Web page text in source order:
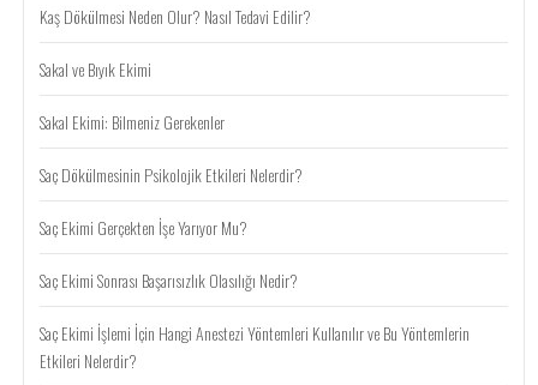
Kaş Dökülmesi Neden Olur? Nasıl Tedavi Edilir?
Sakal ve Bıyık Ekimi
Sakal Ekimi: Bilmeniz Gerekenler
Saç Dökülmesinin Psikolojik Etkileri Nelerdir?
Saç Ekimi Gerçekten İşe Yarıyor Mu?
Saç Ekimi Sonrası Başarısızlık Olasılığı Nedir?
Saç Ekimi İşlemi İçin Hangi Anestezi Yöntemleri Kullanılır ve Bu Yöntemlerin
Etkileri Nelerdir?